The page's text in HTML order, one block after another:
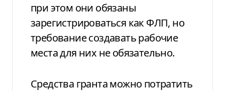
при этом они обязаны
зарегистрироваться как ФЛП, но
требование создавать рабочие
места для них не обязательно.
Средства гранта можно потратить